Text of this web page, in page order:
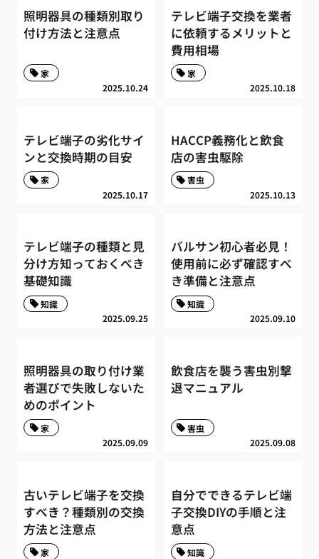
照明器具の種類別取り
付け方法と注意点
2025.10.24
家
テレビ端子交換を業者
に依頼するメリットと
費用相場
2025.10.18
家
テレビ端子の劣化サイ
ンと交換時期の目安
2025.10.17
家
HACCP義務化と飲食
店の害虫駆除
2025.10.13
害虫
テレビ端子の種類と見
分け方知っておくべき
基礎知識
2025.09.25
知識
バルサン初心者必見！
使用前に必ず確認すべ
き準備と注意点
2025.09.10
知識
照明器具の取り付け業
者選びで失敗しないた
めのポイント
2025.09.09
家
飲食店を襲う害虫別撃
退マニュアル
2025.09.08
害虫
古いテレビ端子を交換
すべき？種類別の交換
方法と注意点
家
自分でできるテレビ端
子交換DIYの手順と注
意点
知識